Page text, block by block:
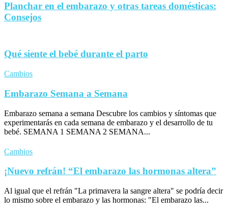
Planchar en el embarazo y otras tareas domésticas:
Consejos
Qué siente el bebé durante el parto
Cambios
Embarazo Semana a Semana
Embarazo semana a semana Descubre los cambios y síntomas que
experimentarás en cada semana de embarazo y el desarrollo de tu
bebé. SEMANA 1 SEMANA 2 SEMANA...
Cambios
¡Nuevo refrán! “El embarazo las hormonas altera”
Al igual que el refrán "La primavera la sangre altera" se podría decir
lo mismo sobre el embarazo y las hormonas: "El embarazo las...